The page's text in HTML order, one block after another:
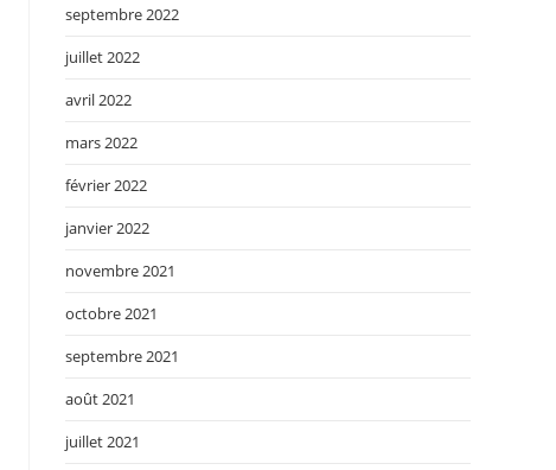
septembre 2022
juillet 2022
avril 2022
mars 2022
février 2022
janvier 2022
novembre 2021
octobre 2021
septembre 2021
août 2021
juillet 2021